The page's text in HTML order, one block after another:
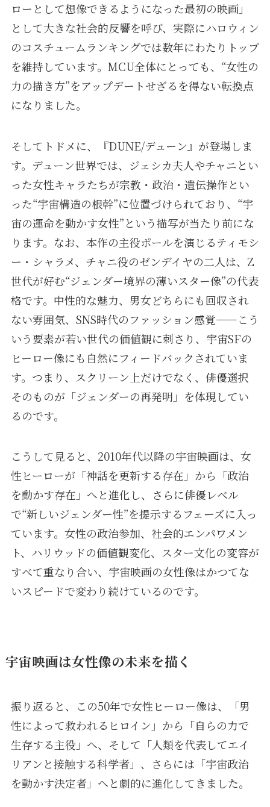
ローとして想像できるようになった最初の映画」
として大きな社会的反響を呼び、実際にハロウィン
のコスチュームランキングでは数年にわたりトップ
を維持しています。MCU全体にとっても、“女性の
力の描き方”をアップデートせざるを得ない転換点
になりました。
そしてトドメに、『DUNE/デューン』が登場しま
す。デューン世界では、ジェシカ夫人やチャニとい
った女性キャラたちが宗教・政治・遺伝操作とい
った“宇宙構造の根幹”に位置づけられており、“宇
宙の運命を動かす女性”という描写が当たり前にな
ります。なお、本作の主役ポールを演じるティモシ
ー・シャラメ、チャニ役のゼンデイヤの二人は、Z
世代が好む“ジェンダー境界の薄いスター像”の代表
格です。中性的な魅力、男女どちらにも回収され
ない雰囲気、SNS時代のファッション感覚——こう
いう要素が若い世代の価値観に刺さり、宇宙SFの
ヒーロー像にも自然にフィードバックされていま
す。つまり、スクリーン上だけでなく、俳優選択
そのものが「ジェンダーの再発明」を体現してい
るのです。
こうして見ると、2010年代以降の宇宙映画は、女
性ヒーローが「神話を更新する存在」から「政治
を動かす存在」へと進化し、さらに俳優レベル
で“新しいジェンダー性”を提示するフェーズに入っ
ています。女性の政治参加、社会的エンパワメン
ト、ハリウッドの価値観変化、スター文化の変容が
すべて重なり合い、宇宙映画の女性像はかつてな
いスピードで変わり続けているのです。
宇宙映画は女性像の未来を描く
振り返ると、この50年で女性ヒーロー像は、「男
性によって救われるヒロイン」から「自らの力で
生存する主役」へ、そして「人類を代表してエイ
リアンと接触する科学者」、さらには「宇宙政治
を動かす決定者」へと劇的に進化してきました。